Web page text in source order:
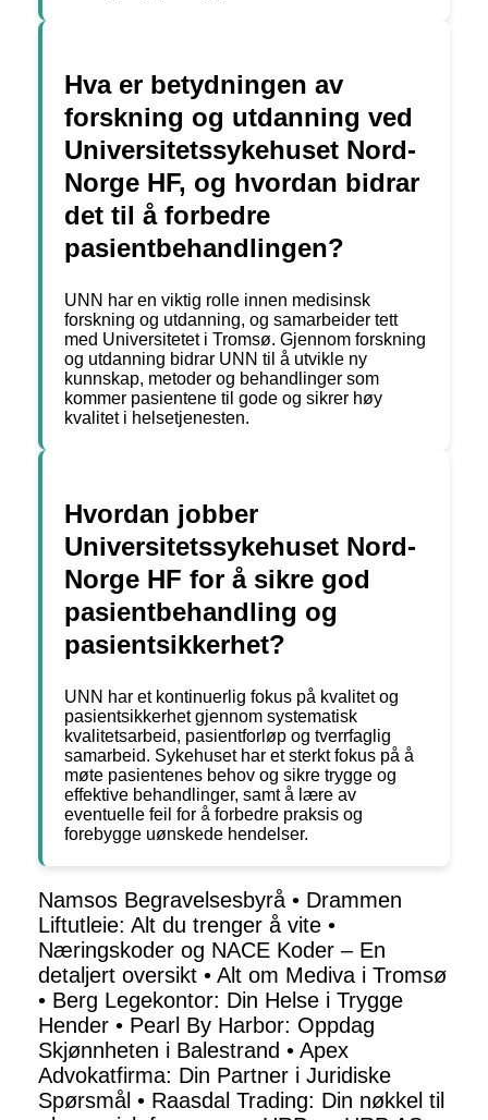
Hva er betydningen av
forskning og utdanning ved
Universitetssykehuset Nord-
Norge HF, og hvordan bidrar
det til å forbedre
pasientbehandlingen?
UNN har en viktig rolle innen medisinsk
forskning og utdanning, og samarbeider tett
med Universitetet i Tromsø. Gjennom forskning
og utdanning bidrar UNN til å utvikle ny
kunnskap, metoder og behandlinger som
kommer pasientene til gode og sikrer høy
kvalitet i helsetjenesten.
Hvordan jobber
Universitetssykehuset Nord-
Norge HF for å sikre god
pasientbehandling og
pasientsikkerhet?
UNN har et kontinuerlig fokus på kvalitet og
pasientsikkerhet gjennom systematisk
kvalitetsarbeid, pasientforløp og tverrfaglig
samarbeid. Sykehuset har et sterkt fokus på å
møte pasientenes behov og sikre trygge og
effektive behandlinger, samt å lære av
eventuelle feil for å forbedre praksis og
forebygge uønskede hendelser.
Namsos Begravelsesbyrå • Drammen
Liftutleie: Alt du trenger å vite •
Næringskoder og NACE Koder – En
detaljert oversikt • Alt om Mediva i Tromsø
• Berg Legekontor: Din Helse i Trygge
Hender • Pearl By Harbor: Oppdag
Skjønnheten i Balestrand • Apex
Advokatfirma: Din Partner i Juridiske
Spørsmål • Raasdal Trading: Din nøkkel til